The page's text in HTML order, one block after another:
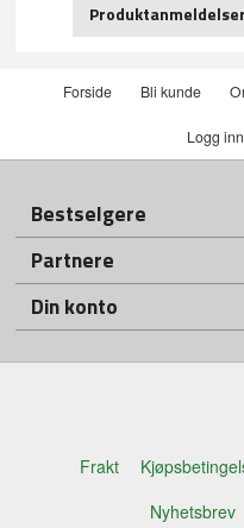
Forside Bli kunde
Logg inn
Bestselgere
Partnere
Din konto
Frakt
Nyhetsbrev